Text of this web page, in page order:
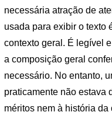
necessária atração de
usada para exibir o texto
contexto geral. É legível
a composição geral
necessário. No entanto,
praticamente não estava
méritos nem à história